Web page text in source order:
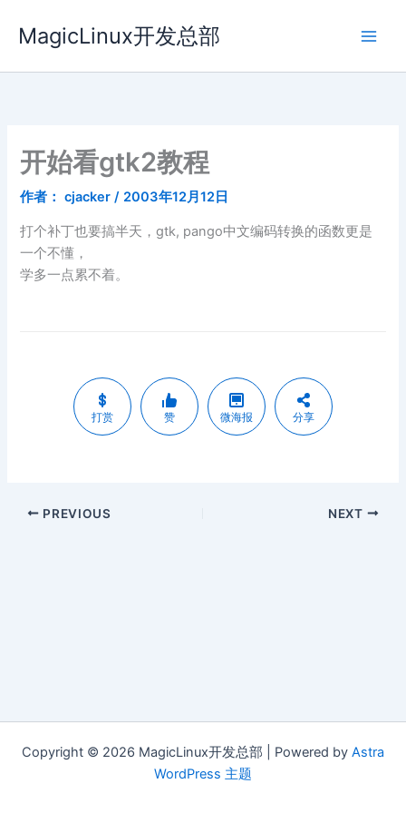
容
MagicLinux开发总部
开始看gtk2教程
作者： cjacker/ 2003年12月12日
打个补丁也要搞半天，gtk, pango中文编码转换的函数更是
一个不懂，
学多一点累不着。
打赏 赞 微海报 分享
PREVIOUS NEXT
Copyright © 2026 MagicLinux开发总部 | Powered by Astra
WordPress 主题